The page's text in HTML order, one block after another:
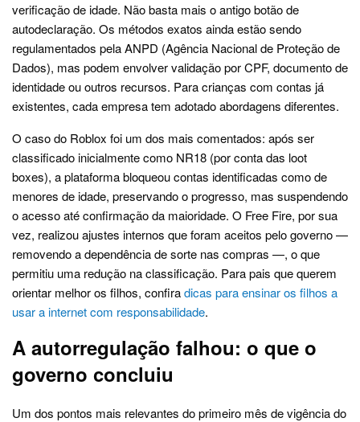
verificação de idade. Não basta mais o antigo botão de
autodeclaração. Os métodos exatos ainda estão sendo
regulamentados pela ANPD (Agência Nacional de Proteção de
Dados), mas podem envolver validação por CPF, documento de
identidade ou outros recursos. Para crianças com contas já
existentes, cada empresa tem adotado abordagens diferentes.
O caso do Roblox foi um dos mais comentados: após ser
classificado inicialmente como NR18 (por conta das loot
boxes), a plataforma bloqueou contas identificadas como de
menores de idade, preservando o progresso, mas suspendendo
o acesso até confirmação da maioridade. O Free Fire, por sua
vez, realizou ajustes internos que foram aceitos pelo governo —
removendo a dependência de sorte nas compras —, o que
permitiu uma redução na classificação. Para pais que querem
orientar melhor os filhos, confiradicas para ensinar os filhos a
usar a internet com responsabilidade.
A autorregulação falhou: o que o
governo concluiu
Um dos pontos mais relevantes do primeiro mês de vigência do